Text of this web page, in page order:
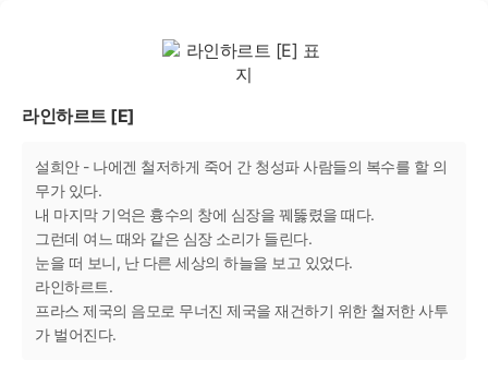
라인하르트 [E]
설희안 - 나에겐 철저하게 죽어 간 청성파 사람들의 복수를 할 의
무가 있다.
내 마지막 기억은 흉수의 창에 심장을 꿰뚫렸을 때다.
그런데 여느 때와 같은 심장 소리가 들린다.
눈을 떠 보니, 난 다른 세상의 하늘을 보고 있었다.
라인하르트.
프라스 제국의 음모로 무너진 제국을 재건하기 위한 철저한 사투
가 벌어진다.